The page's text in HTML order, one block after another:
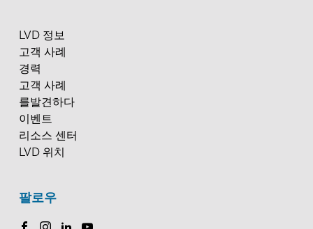
LVD 정보
고객 사례
경력
고객 사례
를발견하다
이벤트
리소스 센터
LVD 위치
팔로우